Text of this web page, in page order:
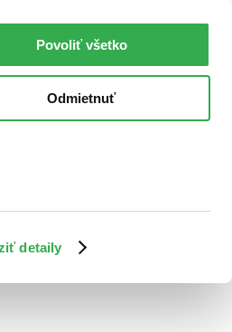
detaily
Povoliť všetko
Odmietnuť